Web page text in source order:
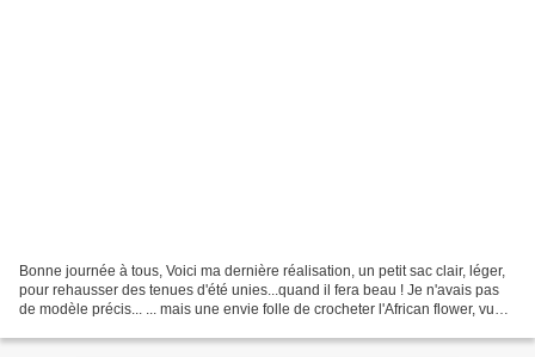
Bonne journée à tous, Voici ma dernière réalisation, un petit sac clair, léger,
pour rehausser des tenues d'été unies...quand il fera beau ! Je n'avais pas
de modèle précis... ... mais une envie folle de crocheter l'African flower, vue